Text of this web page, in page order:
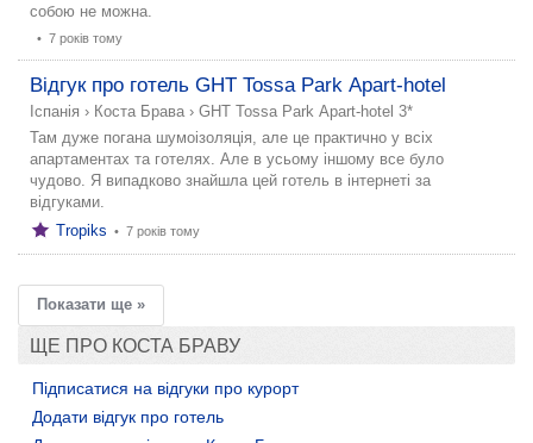
собою не можна.
• 7 років тому
Відгук про готель GHT Tossa Park Apart-hotel
Іспанія › Коста Брава › GHT Tossa Park Apart-hotel 3*
Там дуже погана шумоізоляція, але це практично у всіх
апартаментах та готелях. Але в усьому іншому все було
чудово. Я випадково знайшла цей готель в інтернеті за
відгуками.
Tropiks • 7 років тому
Показати ще »
ЩЕ ПРО КОСТА БРАВУ
Підписатися на відгуки про курорт
Додати відгук про готель